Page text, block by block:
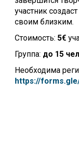
участник
своим близким.
Стоимость: 5€
Группа: до 15
Необходима
https://